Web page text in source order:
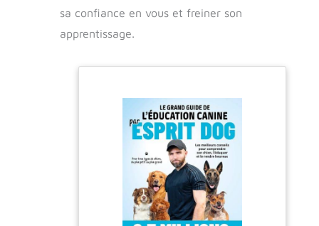
sa confiance en vous et freiner son
apprentissage.